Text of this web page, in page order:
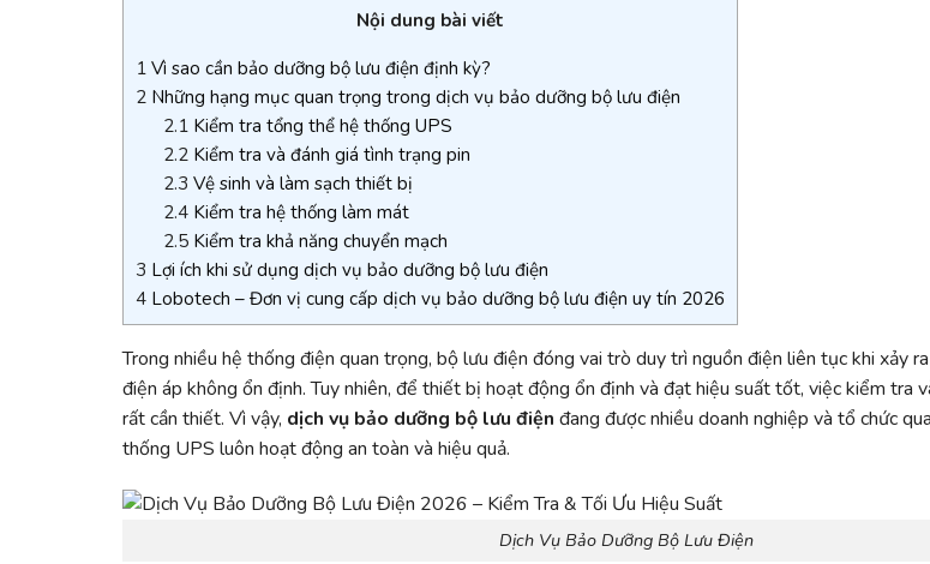
Nội dung bài viết
1 Vì sao cần bảo dưỡng bộ lưu điện định kỳ?
2 Những hạng mục quan trọng trong dịch vụ bảo dưỡng bộ lưu điện
2.1Kiểm tra tổng thể hệ thống UPS
2.2Kiểm tra và đánh giá tình trạng pin
2.3 Vệ sinh và làm sạch thiết bị
2.4Kiểm tra hệ thống làm mát
2.5Kiểm tra khả năng chuyển mạch
3 Lợi ích khi sử dụng dịch vụ bảo dưỡng bộ lưu điện
4 Lobotech – Đơn vị cung cấp dịch vụ bảo dưỡng bộ lưu điện uy tín 2026
Trong nhiều hệ thống điện quan trọng, bộ lưu điện đóng vai trò duy trì nguồn điện liên tục khi xảy
điện áp không ổn định. Tuy nhiên, để thiết bị hoạt động ổn định và đạt hiệu suất tốt, việc kiểm tra
rất cần thiết. Vì vậy, dịch vụ bảo dưỡng bộ lưu điện đang được nhiều doanh nghiệp và tổ chức
thống UPS luôn hoạt động an toàn và hiệu quả.
Dịch Vụ Bảo Dưỡng Bộ Lưu Điện